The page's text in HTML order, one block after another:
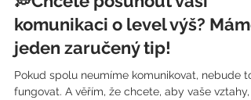
9. 12. 2023
Minut čtení: 3
💭Chcete posunout vaši
komunikaci o level výš? Máme
jeden zaručený tip!